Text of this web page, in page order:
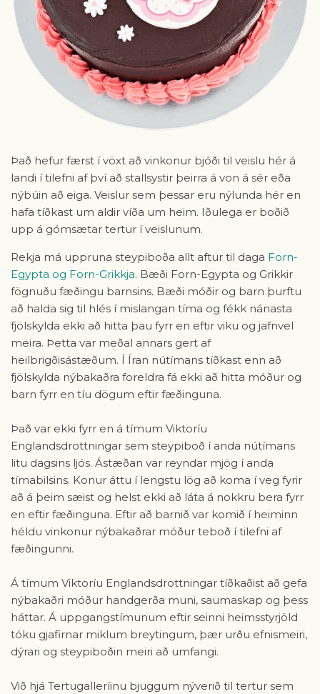
Það hefur færst í vöxt að vinkonur bjóði til veislu hér á
landi í tilefni af því að stallsystir þeirra á von á sér eða
nýbúin að eiga. Veislur sem þessar eru nýlunda hér en
hafa tíðkast um aldir víða um heim. Iðulega er boðið
upp á gómsætar tertur í veislunum.
Rekja má uppruna steypiboða allt aftur til daga Forn-
Egypta og Forn-Grikkja. Bæði Forn-Egypta og Grikkir
fögnuðu fæðingu barnsins. Bæði móðir og barn þurftu
að halda sig til hlés í mislangan tíma og fékk nánasta
fjölskylda ekki að hitta þau fyrr en eftir viku og jafnvel
meira. Þetta var meðal annars gert af
heilbrigðisástæðum. Í Íran nútímans tíðkast enn að
fjölskylda nýbakaðra foreldra fá ekki að hitta móður og
barn fyrr en tíu dögum eftir fæðinguna.
Það var ekki fyrr en á tímum Viktoríu
Englandsdrottningar sem steypiboð í anda nútímans
litu dagsins ljós. Ástæðan var reyndar mjög í anda
tímabilsins. Konur áttu í lengstu lög að koma í veg fyrir
að á þeim sæist og helst ekki að láta á nokkru bera fyrr
en eftir fæðinguna. Eftir að barnið var komið í heiminn
héldu vinkonur nýbakaðrar móður teboð í tilefni af
fæðingunni.
Á tímum Viktoríu Englandsdrottningar tíðkaðist að gefa
nýbakaðri móður handgerða muni, saumaskap og þess
háttar. Á uppgangstímunum eftir seinni heimsstyrjöld
tóku gjafirnar miklum breytingum, þær urðu efnismeiri,
dýrari og steypiboðin meiri að umfangi.
Við hjá Tertugalleríinu bjuggum nýverið til tertur sem